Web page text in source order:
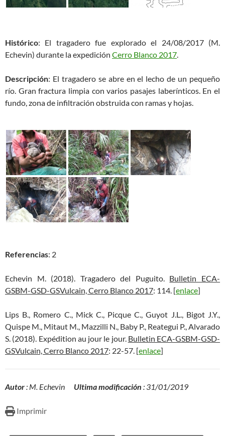
Histórico: El tragadero fue explorado el 24/08/2017 (M.
Echevin) durante la expedición Cerro Blanco 2017.
Descripción: El tragadero se abre en el lecho de un pequeño
río. Gran fractura limpia con varios pasajes laberínticos. En el
fundo, zona de infiltración obstruida con ramas y hojas.
Referencias: 2
Echevin M. (2018). Tragadero del Puguito. Bulletin ECA-
GSBM-GSD-GSVulcain, Cerro Blanco 2017: 114. [enlace]
Lips B., Romero C., Mick C., Picque C., Guyot J.L., Bigot J.Y.,
Quispe M., Mitaut M., Mazzilli N., Baby P., Reategui P., Alvarado
S. (2018). Expédition au jour le jour. Bulletin ECA-GSBM-GSD-
GSVulcain, Cerro Blanco 2017: 22-57. [enlace]
Autor: M. Echevin Ultima modificación : 31/01/2019
Imprimir